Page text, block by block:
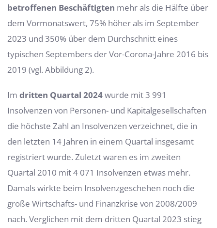
betroffenen Beschäftigten mehr als die Hälfte über
dem Vormonatswert, 75% höher als im September
2023 und 350% über dem Durchschnitt eines
typischen Septembers der Vor-Corona-Jahre 2016 bis
2019 (vgl. Abbildung 2).
Im dritten Quartal 2024wurde mit 3 991
Insolvenzen von Personen- und Kapital­gesellschaften
die höchste Zahl an Insolvenzen verzeichnet, die in
den letzten 14 Jahren in einem Quartal insgesamt
registriert wurde. Zuletzt waren es im zweiten
Quartal 2010 mit 4 071 Insolvenzen etwas mehr.
Damals wirkte beim Insolvenzgeschehen noch die
große Wirtschafts- und Finanzkrise von 2008/2009
nach. Verglichen mit dem dritten Quartal 2023 stieg